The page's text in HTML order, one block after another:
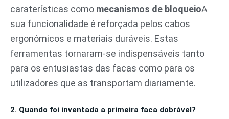
caraterísticas como mecanismos de bloqueioA
sua funcionalidade é reforçada pelos cabos
ergonómicos e materiais duráveis. Estas
ferramentas tornaram-se indispensáveis tanto
para os entusiastas das facas como para os
utilizadores que as transportam diariamente.
2. Quando foi inventada a primeira faca dobrável?